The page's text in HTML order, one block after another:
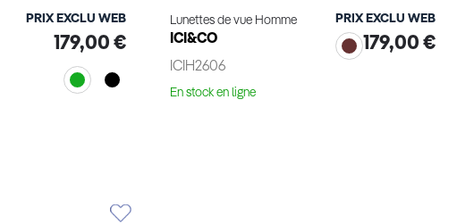
PRIX EXCLU WEB
179,00 €
Lunettes de vue Homme
ICI&CO
ICIH2606
PRIX EXCLU WEB
179,00 €
En stock en ligne